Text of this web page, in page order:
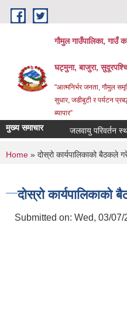
Skip to main content
गौमुल गाउँपालिका, गाउँ
घट्मुना, बाजुरा,
"आत्मनिर्भर जनता, गौमुल
सुधार, जडीबुटी र पर्यटन
ब्यापार”
मुख्य समाचार जलवायु परिवर्तन
You are here
Home » दोस्रो कार्यपालिकाको बैठकले
दोस्रो कार्यपालिकाको
Submitted on: Wed, 03/07/